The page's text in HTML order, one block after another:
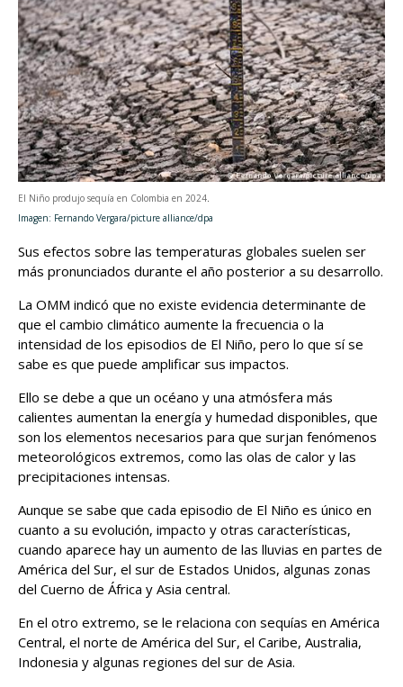
El Niño produjo sequía en Colombia en 2024.
Imagen: Fernando Vergara/picture alliance/dpa
Sus efectos sobre las temperaturas globales suelen ser
más pronunciados durante el año posterior a su desarrollo.
La OMM indicó que no existe evidencia determinante de
que el cambio climático aumente la frecuencia o la
intensidad de los episodios de El Niño, pero lo que sí se
sabe es que puede amplificar sus impactos.
Ello se debe a que un océano y una atmósfera más
calientes aumentan la energía y humedad disponibles, que
son los elementos necesarios para que surjan fenómenos
meteorológicos extremos, como las olas de calor y las
precipitaciones intensas.
Aunque se sabe que cada episodio de El Niño es único en
cuanto a su evolución, impacto y otras características,
cuando aparece hay un aumento de las lluvias en partes de
América del Sur, el sur de Estados Unidos, algunas zonas
del Cuerno de África y Asia central.
En el otro extremo, se le relaciona con sequías en América
Central, el norte de América del Sur, el Caribe, Australia,
Indonesia y algunas regiones del sur de Asia.